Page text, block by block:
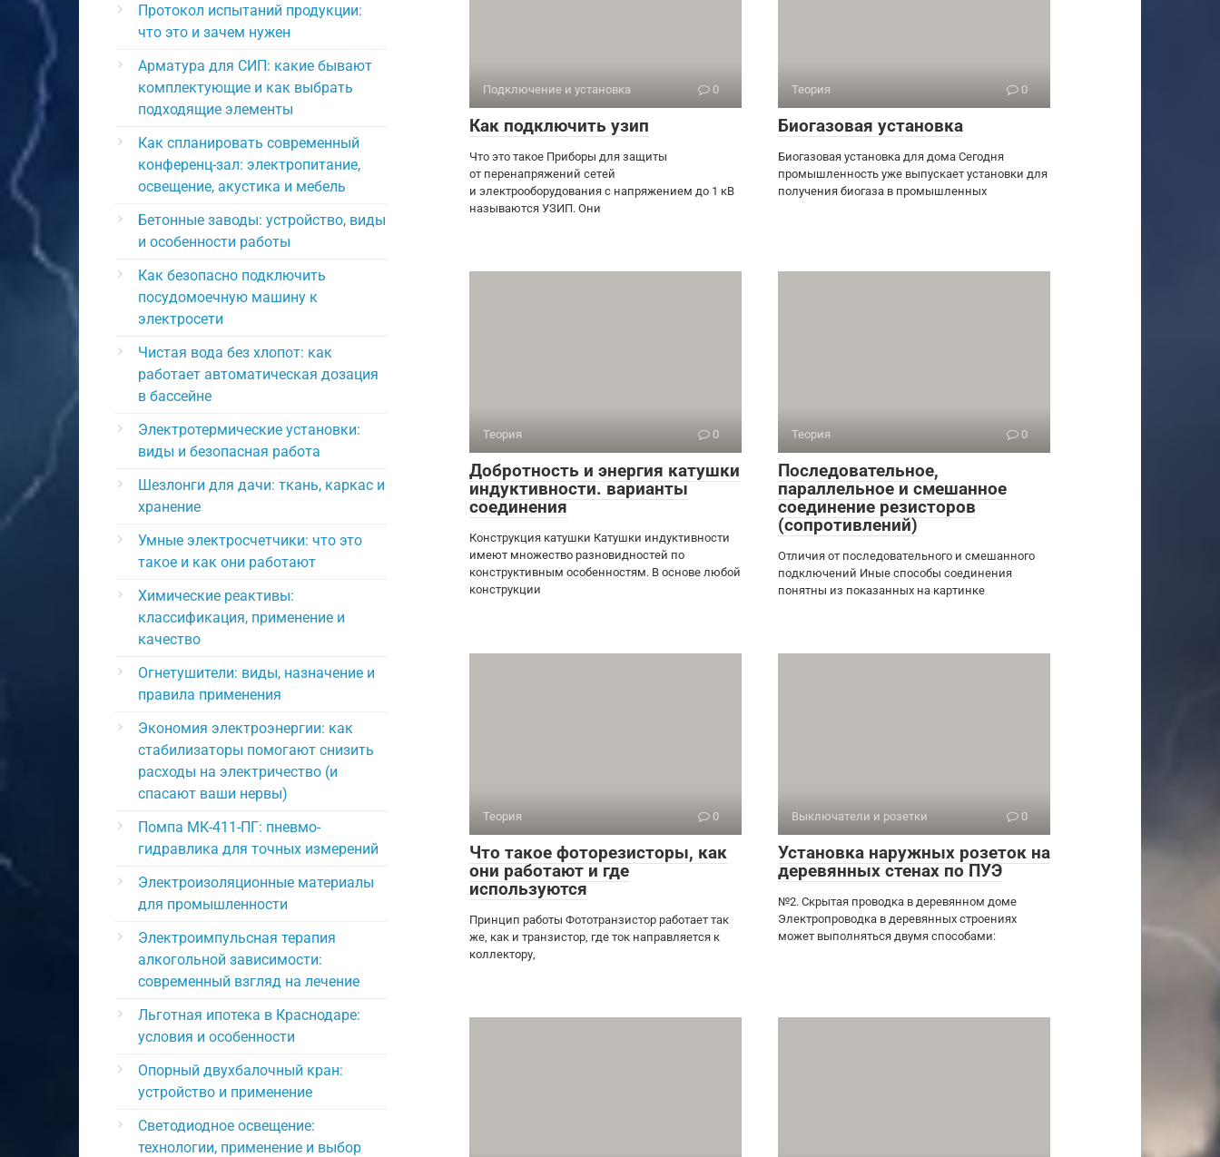
Подключение и установка 0
Как подключить узип
Что это такое Приборы для защиты
от перенапряжений сетей
и электрооборудования с напряжением до 1 кВ
называются УЗИП. Они
Теория 0
Биогазовая установка
Биогазовая установка для дома Сегодня
промышленность уже выпускает установки для
получения биогаза в промышленных
Теория 0
Добротность и энергия катушки
индуктивности. варианты
соединения
Конструкция катушки Катушки индуктивности
имеют множество разновидностей по
конструктивным особенностям. В основе любой
конструкции
Теория 0
Последовательное,
параллельное и смешанное
соединение резисторов
(сопротивлений)
Отличия от последовательного и смешанного
подключений Иные способы соединения
понятны из показанных на картинке
Теория 0
Что такое фоторезисторы, как
они работают и где
используются
Принцип работы Фототранзистор работает так
же, как и транзистор, где ток направляется к
коллектору,
Выключатели и розетки 0
Установка наружных розеток на
деревянных стенах по ПУЭ
№2. Скрытая проводка в деревянном доме
Электропроводка в деревянных строениях
может выполняться двумя способами:
Протокол испытаний продукции:
что это и зачем нужен
Арматура для СИП: какие бывают
комплектующие и как выбрать
подходящие элементы
Как спланировать современный
конференц-зал: электропитание,
освещение, акустика и мебель
Бетонные заводы: устройство, виды
и особенности работы
Как безопасно подключить
посудомоечную машину к
электросети
Чистая вода без хлопот: как
работает автоматическая дозация
в бассейне
Электротермические установки:
виды и безопасная работа
Шезлонги для дачи: ткань, каркас и
хранение
Умные электросчетчики: что это
такое и как они работают
Химические реактивы:
классификация, применение и
качество
Огнетушители: виды, назначение и
правила применения
Экономия электроэнергии: как
стабилизаторы помогают снизить
расходы на электричество (и
спасают ваши нервы)
Помпа МК-411-ПГ: пневмо-
гидравлика для точных измерений
Электроизоляционные материалы
для промышленности
Электроимпульсная терапия
алкогольной зависимости:
современный взгляд на лечение
Льготная ипотека в Краснодаре:
условия и особенности
Опорный двухбалочный кран:
устройство и применение
Светодиодное освещение:
технологии, применение и выбор